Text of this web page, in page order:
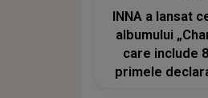
INNA a lansat
albumului
care include
primele